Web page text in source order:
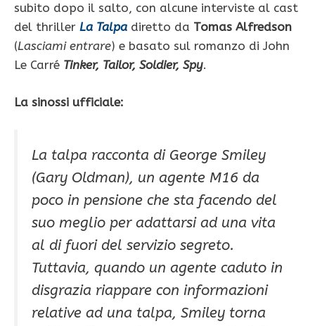
subito dopo il salto, con alcune interviste al cast
del thriller La Talpa diretto da Tomas Alfredson
(Lasciami entrare) e basato sul romanzo di John
Le Carré Tinker, Tailor, Soldier, Spy.
La sinossi ufficiale:
La talpa racconta di George Smiley
(Gary Oldman), un agente M16 da
poco in pensione che sta facendo del
suo meglio per adattarsi ad una vita
al di fuori del servizio segreto.
Tuttavia, quando un agente caduto in
disgrazia riappare con informazioni
relative ad una talpa, Smiley torna